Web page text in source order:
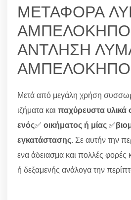
ΜΕΤΑΦΟΡΑ
ΑΝΤΛΗΣΗ
Μετά από μεγάλη χρήση
ιζήματα και παχύρευστα υλικά
ενός✅ οικήματος ή μίας✅
εγκατάστασης. Σε αυτήν την
ενα άδειασμα και πολλές φορές
ή δεξαμενής ανάλογα την